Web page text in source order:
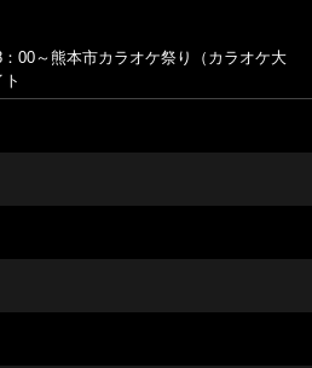
00～熊本市カラオケ祭り（カラオケ大